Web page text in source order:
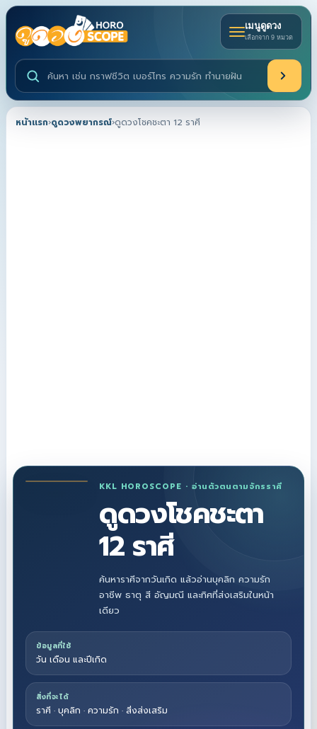
ค้นหาบริการดูดวงและบทความ
เมนูดูดวง
เลือกจาก 9 หมวด
หน้าแรก›ดูดวงพยากรณ์›ดูดวงโชคชะตา 12 ราศี
KKL HOROSCOPE · อ่านตัวตนตามจักรราศี
ดูดวงโชคชะตา
12 ราศี
ค้นหาราศีจากวันเกิด แล้วอ่านบุคลิก ความรัก
อาชีพ ธาตุ สี อัญมณี และทิศที่ส่งเสริมในหน้า
เดียว
ข้อมูลที่ใช้
วัน เดือน และปีเกิด
สิ่งที่จะได้
ราศี · บุคลิก · ความรัก · สิ่งส่งเสริม